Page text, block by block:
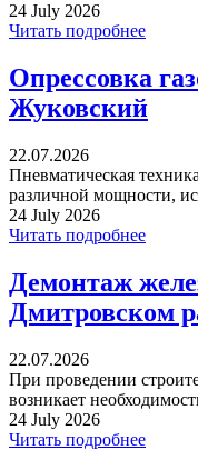
24 July 2026
Читать подробнее
Опрессовка
Жуковский
22.07.2026
Пневматическая
различной мощности,
24 July 2026
Читать подробнее
Демонтаж
Дмитровском
22.07.2026
При проведении
возникает
24 July 2026
Читать подробнее